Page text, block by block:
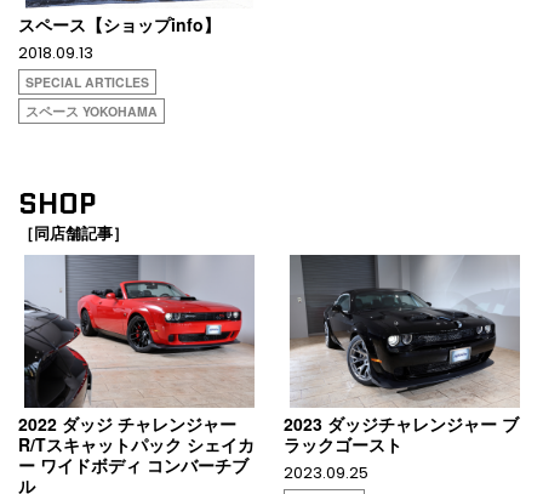
スペース【ショップinfo】
2018.09.13
SPECIAL ARTICLES
スペース YOKOHAMA
SHOP
［同店舗記事］
2022 ダッジ チャレンジャー
R/Tスキャットパック シェイカ
ー ワイドボディ コンバーチブ
ル
2023 ダッジチャレンジャー ブ
ラックゴースト
2023.09.25